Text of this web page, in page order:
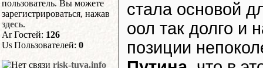
пользователь. Вы можете
зарегистрироваться, нажав
здесь.
Гостей: 126
Пользователей: 0
risk-tuva.info
стала основой
оол так долго и
позиции